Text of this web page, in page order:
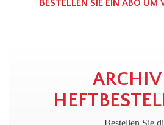
BESTELLEN SIE EIN ABO UM
Bestellen Sie